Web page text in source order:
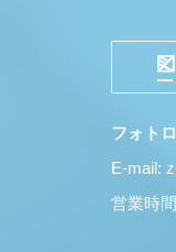
フォト
E-mail:
営業時